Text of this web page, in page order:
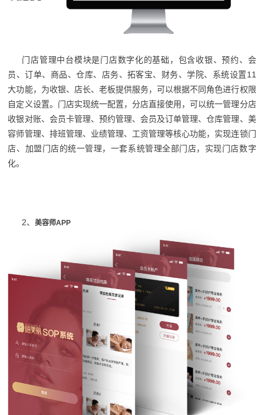
门店管理中台模块是门店数字化的基础，包含收银、预约、会
员、订单、商品、仓库、店务、拓客宝、财务、学院、系统设置11
大功能，为收银、店长、老板提供服务，可以根据不同角色进行权限
自定义设置。门店实现统一配置，分店直接使用，可以统一管理分店
收银对账、会员卡管理、预约管理、会员及订单管理、仓库管理、美
容师管理、排班管理、业绩管理、工资管理等核心功能，实现连锁门
店、加盟门店的统一管理，一套系统管理全部门店，实现门店数字
化。
2、美容师APP